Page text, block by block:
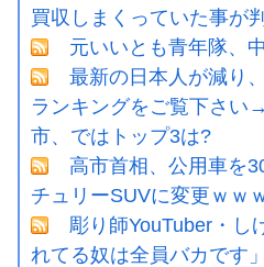
買収しまくっていた事が
元いいとも青年隊、
最新の日本人が減り
ランキングをご覧下さい
市、ではトップ3は?
高市首相、公用車を
チュリーSUVに変更ｗｗ
彫り師YouTuber・し
れてる奴は全員バカです